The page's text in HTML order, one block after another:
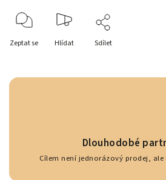
Zeptat se Hlídat Sdílet
Dlouhodobé
Cílem není jednorázový prodej,